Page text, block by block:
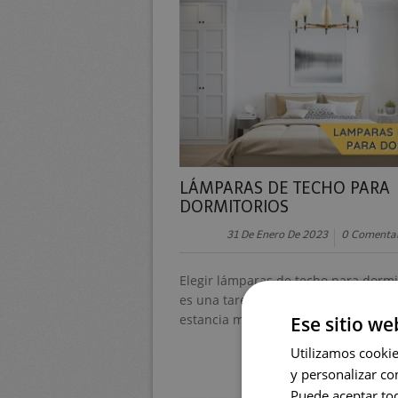
LÁMPARAS DE TECHO PARA
DORMITORIOS
31 De Enero De 2023 0
Elegir lámparas de techo para
es una tarea sencilla, después del
estancia más importante de tu
Ese sitio
Utilizamos
y personalizar